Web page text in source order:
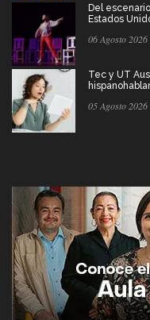
Del
Estados
06 Agosto 2026
Tec y UT
05 Agosto 2026